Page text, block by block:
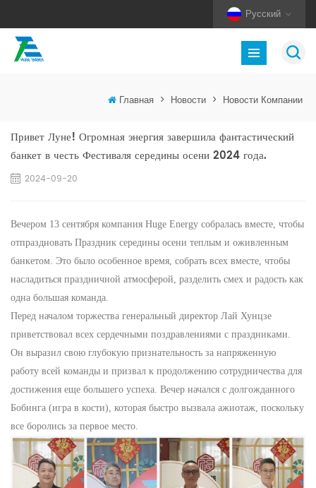
Русский
Главная > Новости > Новости Компании
Привет Луне! Огромная энергия завершила фантастический
банкет в честь Фестиваля середины осени 2024 года.
2024-09-20
Вечером 13 сентября компания Huge Energy собралась вместе, чтобы
отпраздновать Праздник середины осени теплым и оживленным
банкетом. Это было особенное время, собрать всех вместе, чтобы
насладиться праздничной атмосферой, разделить смех и радость как
одна большая команда.
Перед началом торжества генеральный директор Лай Хунцзе
приветствовал всех сердечными поздравлениями с праздниками.
Он выразил свою глубокую признательность за напряженную
работу всей команды и призвал к продолжению сотрудничества для
достижения еще большего успеха. Вечер начался с долгожданного
Бобинга (игра в кости), которая быстро вызвала ажиотаж, поскольку
все боролись за первое место.